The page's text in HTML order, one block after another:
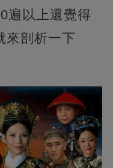
遍以上還覺得
來剖析一下